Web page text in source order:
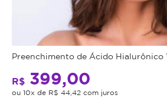
Preenchimento de Ácido Hialurônico
R$ 399,00
ou 10x de R$ 44,42 com juros